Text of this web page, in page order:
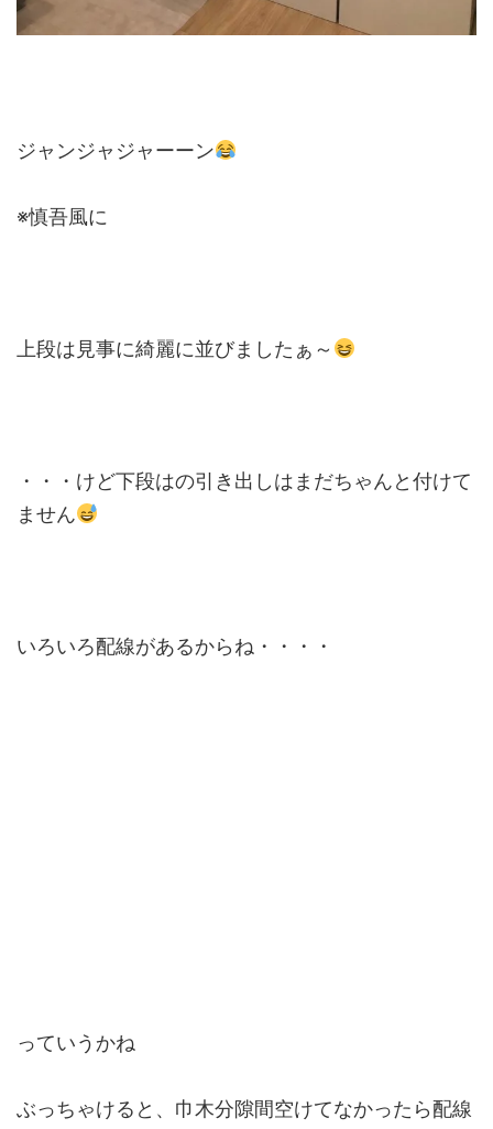
ジャンジャジャーーン
※慎吾風に
上段は見事に綺麗に並びましたぁ～
・・・けど下段はの引き出しはまだちゃんと付けて
ません
いろいろ配線があるからね・・・・
っていうかね
ぶっちゃけると、巾木分隙間空けてなかったら配線